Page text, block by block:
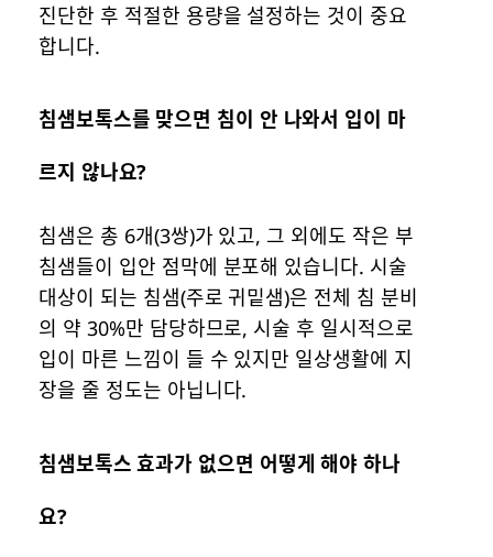
진단한 후 적절한 용량을 설정하는 것이 중요
합니다.
침샘보톡스를 맞으면 침이 안 나와서 입이 마
르지 않나요?
침샘은 총 6개(3쌍)가 있고, 그 외에도 작은 부
침샘들이 입안 점막에 분포해 있습니다. 시술
대상이 되는 침샘(주로 귀밑샘)은 전체 침 분비
의 약 30%만 담당하므로, 시술 후 일시적으로
입이 마른 느낌이 들 수 있지만 일상생활에 지
장을 줄 정도는 아닙니다.
침샘보톡스 효과가 없으면 어떻게 해야 하나
요?